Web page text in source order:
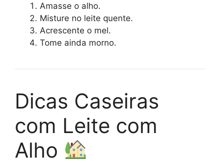
Amasse o alho.
Misture no leite quente.
Acrescente o mel.
Tome ainda morno.
Dicas Caseiras
com Leite com
Alho